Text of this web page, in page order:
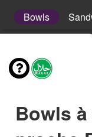
Bowls
Bowls